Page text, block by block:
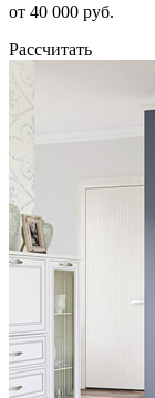
от 40 000 руб.
Рассчитать